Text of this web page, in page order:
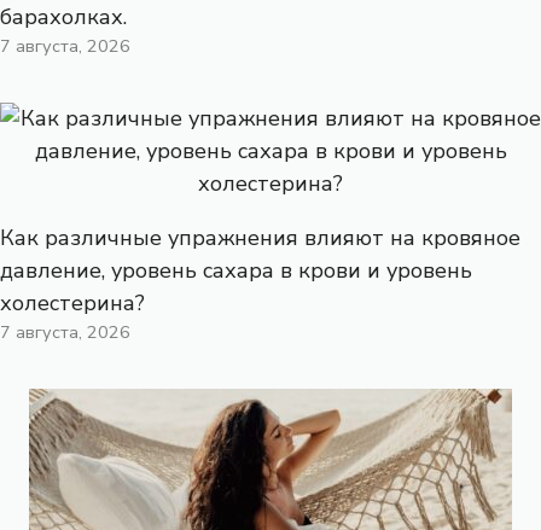
барахолках.
7 августа, 2026
Как различные упражнения влияют на кровяное
давление, уровень сахара в крови и уровень
холестерина?
7 августа, 2026